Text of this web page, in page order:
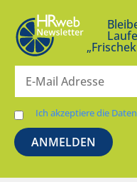
Ich akzeptiere die